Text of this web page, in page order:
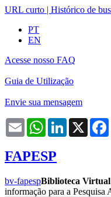
URL curto | Histórico de
PT
EN
Acesse nosso FAQ
Guia de Utilização
Envie sua mensagem
Email WhatsAppLinkedIn
X
FAPESP
bv-fapespBiblioteca
informação para a Pesquisa